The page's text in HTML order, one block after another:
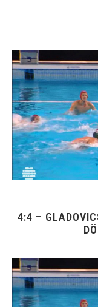
4:4 –